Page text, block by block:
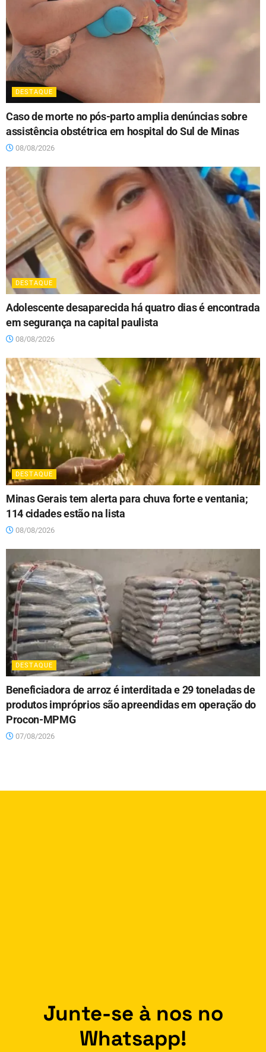
DESTAQUE
Caso de morte no pós-parto amplia denúncias sobre
assistência obstétrica em hospital do Sul de Minas
08/08/2026
DESTAQUE
Adolescente desaparecida há quatro dias é encontrada
em segurança na capital paulista
08/08/2026
DESTAQUE
Minas Gerais tem alerta para chuva forte e ventania;
114 cidades estão na lista
08/08/2026
DESTAQUE
Beneficiadora de arroz é interditada e 29 toneladas de
produtos impróprios são apreendidas em operação do
Procon-MPMG
07/08/2026
Junte-se à nos no
Whatsapp!